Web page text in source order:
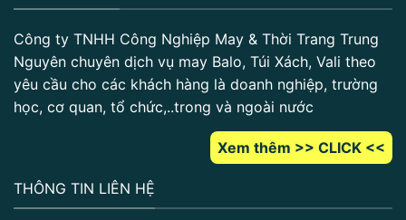
Công ty TNHH Công Nghiệp May & Thời Trang Trung
Nguyên chuyên dịch vụ may Balo, Túi Xách, Vali theo
yêu cầu cho các khách hàng là doanh nghiệp, trường
học, cơ quan, tổ chức,..trong và ngoài nước
Xem thêm >> CLICK <<
THÔNG TIN LIÊN HỆ